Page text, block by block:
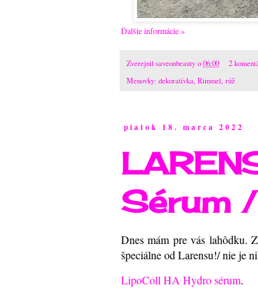
Ďalšie informácie »
Zverejnil saveonbeauty o 06:00
2
Menovky: dekoratívka Rimmel rúž
piatok 18. marca 2022
Sérum
Dnes mám pre vás lahôdku.
špeciálne od Larensu!/ nie je
LipoColl HA Hydro sérum.